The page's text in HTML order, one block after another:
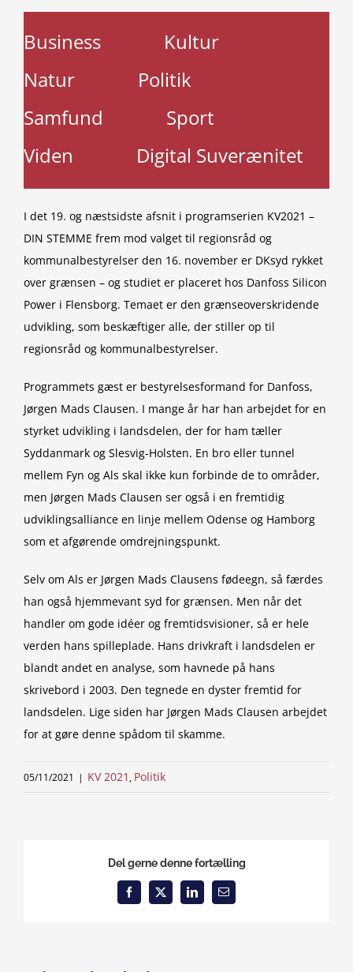
Business
Kultur
Natur
Politik
Samfund
Sport
Viden
Digital Suverænitet
I det 19. og næstsidste afsnit i programserien KV2021 –
DIN STEMME frem mod valget til regionsråd og
kommunalbestyrelser den 16. november er DKsyd rykket
over grænsen – og studiet er placeret hos Danfoss Silicon
Power i Flensborg. Temaet er den grænseoverskridende
udvikling, som beskæftiger alle, der stiller op til
regionsråd og kommunalbestyrelser.
Programmets gæst er bestyrelsesformand for Danfoss,
Jørgen Mads Clausen. I mange år har han arbejdet for en
styrket udvikling i landsdelen, der for ham tæller
Syddanmark og Slesvig-Holsten. En bro eller tunnel
mellem Fyn og Als skal ikke kun forbinde de to områder,
men Jørgen Mads Clausen ser også i en fremtidig
udviklingsalliance en linje mellem Odense og Hamborg
som et afgørende omdrejningspunkt.
Selv om Als er Jørgen Mads Clausens fødeegn, så færdes
han også hjemmevant syd for grænsen. Men når det
handler om gode idéer og fremtidsvisioner, så er hele
verden hans spilleplade. Hans drivkraft i landsdelen er
blandt andet en analyse, som havnede på hans
skrivebord i 2003. Den tegnede en dyster fremtid for
landsdelen. Lige siden har Jørgen Mads Clausen arbejdet
for at gøre denne spådom til skamme.
05/11/2021 | KV 2021 , Politik
Del gerne denne fortælling
Facebook
X LinkedInEmail